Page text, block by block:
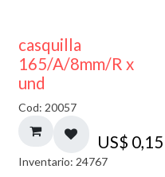
casquilla
165/A/8mm/R x
und
Cod: 20057
US$ 0,15
Inventario: 24767